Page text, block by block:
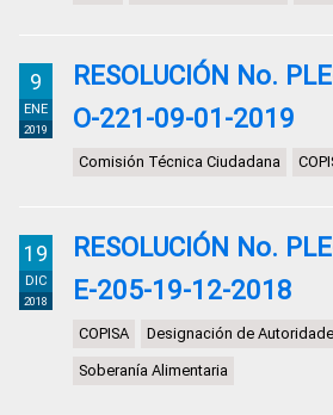
9
ENE
2019
RESOLUCIÓN No.
O-221-09-01-2019
Comisión Técnica Ciudadana
19
DIC
2018
RESOLUCIÓN No.
E-205-19-12-2018
COPISA Designación de
Soberanía Alimentaria